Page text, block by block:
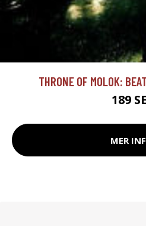
THRONE OF MOLOK:
189
MER